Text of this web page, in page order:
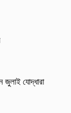
জুলাই যোদ্ধারা